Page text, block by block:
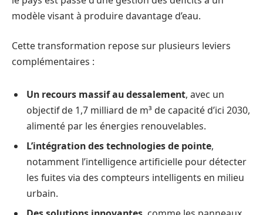
modèle visant à produire davantage d’eau.
Cette transformation repose sur plusieurs leviers
complémentaires :
Un recours massif au dessalement, avec un
objectif de 1,7 milliard de m³ de capacité d’ici 2030,
alimenté par les énergies renouvelables.
L’intégration des technologies de pointe,
notamment l’intelligence artificielle pour détecter
les fuites via des compteurs intelligents en milieu
urbain.